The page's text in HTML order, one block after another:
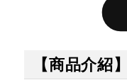
【商品介紹】